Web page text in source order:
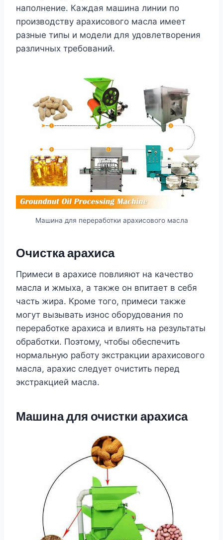
наполнение. Каждая машина линии по
производству арахисового масла имеет
разные типы и модели для удовлетворения
различных требований.
Машина для переработки арахисового масла
Очистка арахиса
Примеси в арахисе повлияют на качество
масла и жмыха, а также он впитает в себя
часть жира. Кроме того, примеси также
могут вызывать износ оборудования по
переработке арахиса и влиять на результаты
обработки. Поэтому, чтобы обеспечить
нормальную работу экстракции арахисового
масла, арахис следует очистить перед
экстракцией масла.
Машина для очистки арахиса